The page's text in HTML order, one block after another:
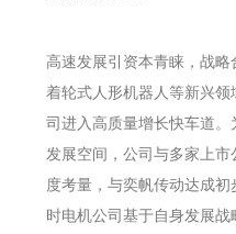
高速发展引资本青睐，战
着轮式人形机器人等新兴
司进入高质量增长快车道
发展空间，公司与多家上
度考量，与奕帆传动达成
时电机公司基于自身发展